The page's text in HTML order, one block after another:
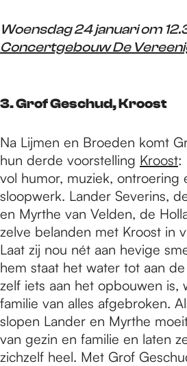
Woensdag 24 januari om
Concertgebouw De
3. Grof Geschud, Kroost
Na Lijmen en Broeden komt
hun derde voorstelling Kroost:
vol humor, muziek, ontroering
sloopwerk. Lander Severins,
en Myrthe van Velden, de
zelve belanden met Kroost in
Laat zij nou nét aan hevige
hem staat het water tot aan
zelf iets aan het opbouwen is,
familie van alles afgebroken.
slopen Lander en Myrthe
van gezin en familie en laten
zichzelf heel. Met Grof